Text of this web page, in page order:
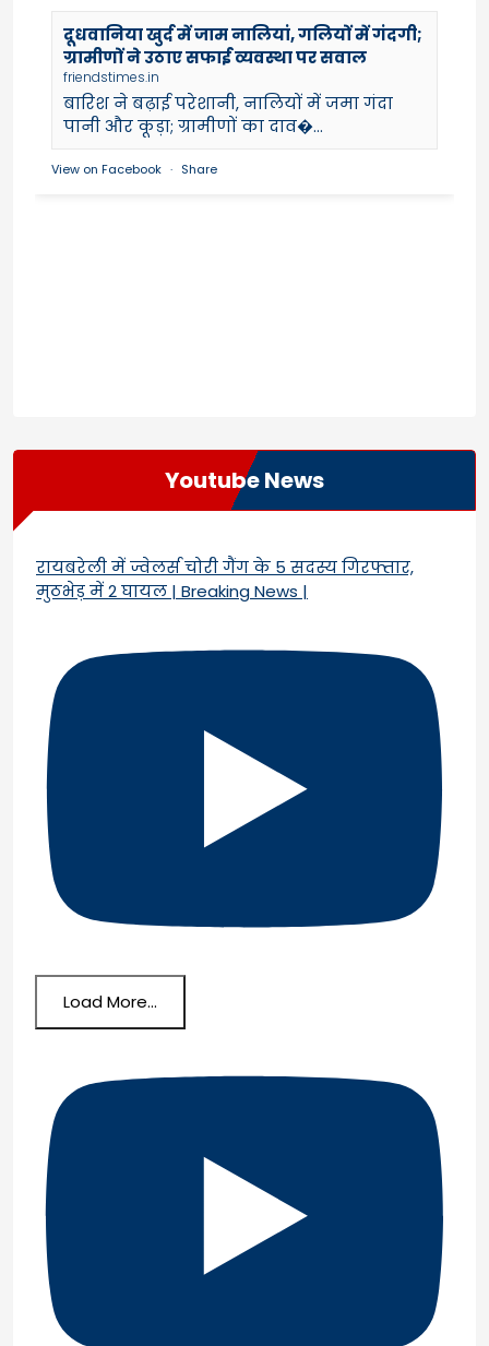
दूधवानिया खुर्द में जाम नालियां, गलियों में गंदगी;
ग्रामीणों ने उठाए सफाई व्यवस्था पर सवाल
friendstimes.in
बारिश ने बढ़ाई परेशानी, नालियों में जमा गंदा
पानी और कूड़ा; ग्रामीणों का दाव�...
View on Facebook · Share
Youtube News
रायबरेली में ज्वेलर्स चोरी गैंग के 5 सदस्य गिरफ्तार,
मुठभेड़ में 2 घायल | Breaking News |
Load More...